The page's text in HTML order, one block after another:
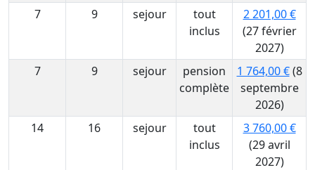
7
9 sejour
tout
inclus
2 201,00 €
(27 février
2027)
7
9 sejour
pension
complète
1 764,00 €(8
septembre
2026)
14
16 sejour
tout
inclus
3 760,00 €
(29 avril
2027)